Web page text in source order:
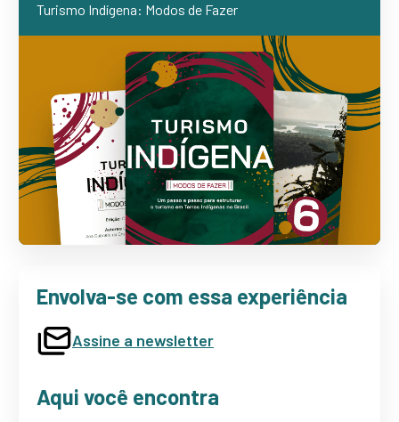
Turismo Indígena: Modos de Fazer
Envolva-se com essa experiência
Assine a newsletter
Aqui você encontra